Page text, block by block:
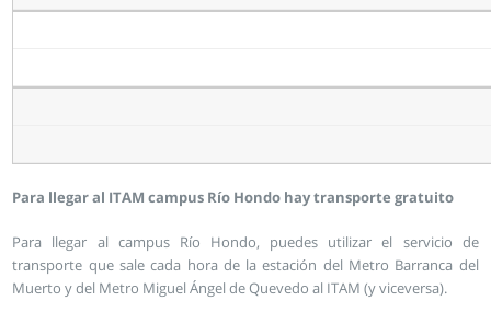
Para llegar al ITAM campus Río Hondo hay transporte gratuito
Para llegar al campus Río Hondo, puedes utilizar el servicio de
transporte que sale cada hora de la estación del Metro Barranca del
Muerto y del Metro Miguel Ángel de Quevedo al ITAM (y viceversa).